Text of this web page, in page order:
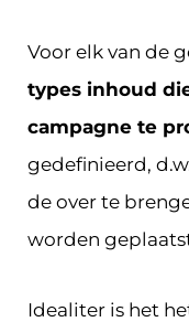
Voor elk van de
types inhoud
campagne te
gedefinieerd,
de over te
worden
Idealiter is het